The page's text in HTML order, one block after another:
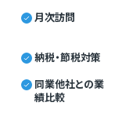
月次訪問
納税・節税対策
同業他社との業
績比較